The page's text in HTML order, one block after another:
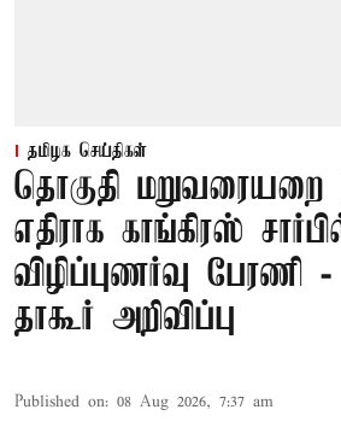
தமிழக செய்திகள்
தொகுதி மறுவரையறை
எதிராக காங்கிரஸ்
விழிப்புணர்வு பேரணி
தாகூர் அறிவிப்பு
Published on: 08 Aug 2026, 7:37 am